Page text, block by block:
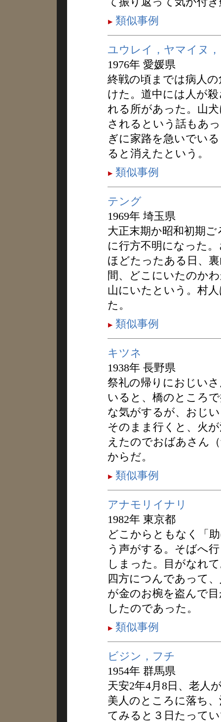
類似事例
ユウレイ，ヤマイヌ
1976年 愛媛県
終戦の頃までは病人
けた。道中には人が
れる所があった。山
されるという話もあ
ぎに家路を急いでい
ると消えたという。
類似事例
テング
1969年 埼玉県
大正末期か昭和初期
に行方不明になった
ほどたったある日、
間、どこにいたのか
山にいたという。村
た。
類似事例
キツネ
1938年 長野県
祭礼の帰りにおじい
いると、橋のところ
な気がするが、おじ
そのまま行くと、火
えたのでおばあさん
からだ。
類似事例
アナモリイナリ
1982年 東京都
どこからともなく「
う声がする。そばへ
しまった。目がなれ
四方につんであって
が金のお椀を盗んで
したのであった。
類似事例
ビジン，フチ
1954年 群馬県
天安2年4月8日、老人
美人のところに落ち
てみると３日たって